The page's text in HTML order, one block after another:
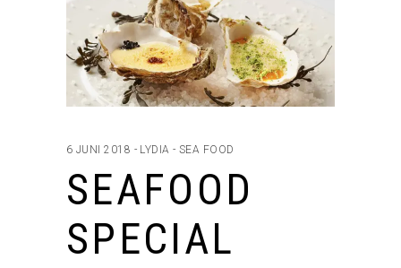
6 JUNI 2018 LYDIA SEA FOOD
SEAFOOD
SPECIAL